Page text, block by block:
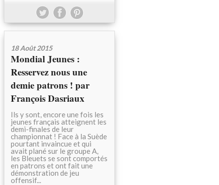
18 Août 2015
Mondial Jeunes :
Resservez nous une
demie patrons ! par
François Dasriaux
Ils y sont, encore une fois les
jeunes français atteignent les
demi-finales de leur
championnat ! Face à la Suède
pourtant invaincue et qui
avait plané sur le groupe A,
les Bleuets se sont comportés
en patrons et ont fait une
démonstration de jeu
offensif...